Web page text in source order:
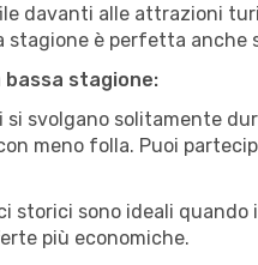
davanti alle attrazioni
è perfetta anche
stagione:
svolgano solitamente
meno folla. Puoi
storici sono ideali
più economiche.